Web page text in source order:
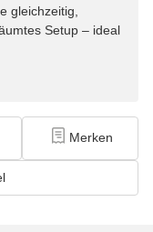
gleichzeitig,
Setup – ideal
Merken